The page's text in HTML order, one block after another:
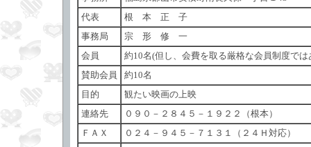
代表
根 本 正 子
事務局
宗 形 修 一
会員
約10名(但し、会費を取る厳格な会員制度で
賛助会員
約10名
目的
観たい映画の上映
連絡先
０９０－２８４５－１９２２（根本）
ＦＡＸ
０２４－９４５－７１３１（２４Ｈ対応）